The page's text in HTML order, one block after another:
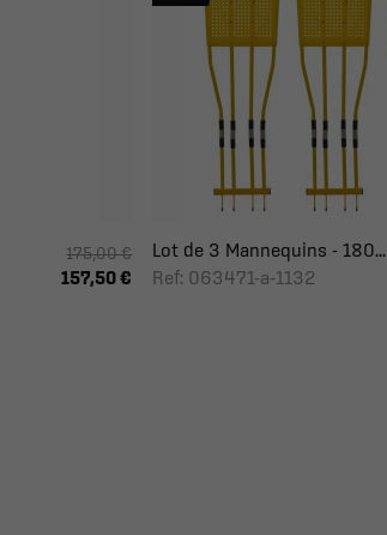
175,00 €
157,50 €
Lot de 3 Mannequins - 180...
Ref: 063471-a-1132